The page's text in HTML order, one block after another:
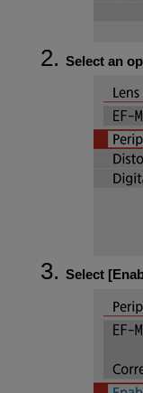
Select an
Select [